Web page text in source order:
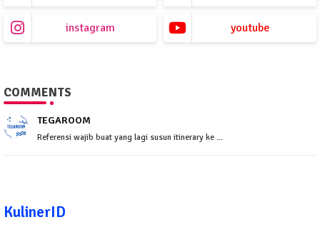
instagram youtube
COMMENTS
TEGAROOM
Referensi wajib buat yang lagi susun itinerary ke ...
KulinerID